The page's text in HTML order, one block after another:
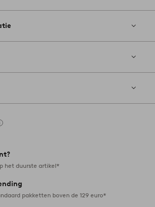
het duurste artikel*
pakketten boven de 129 euro*